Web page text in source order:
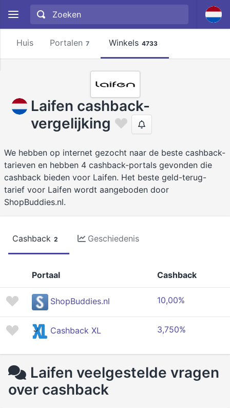
Huis Portalen 7 Winkels 4733
Laifen cashback-
vergelijking
We hebben op internet gezocht naar de beste cashback-
tarieven en hebben 4 cashback-portals gevonden die
cashback bieden voor Laifen. Het beste geld-terug-
tarief voor Laifen wordt aangeboden door
ShopBuddies.nl.
Cashback 2 Geschiedenis
Portaal Cashback
ShopBuddies.nl 10,00%
Cashback XL 3,750%
Laifen veelgestelde vragen
over cashback